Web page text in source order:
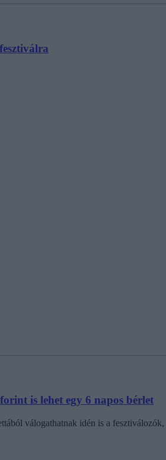
is lehet egy 6 napos bérlet
válogathatnak idén is a